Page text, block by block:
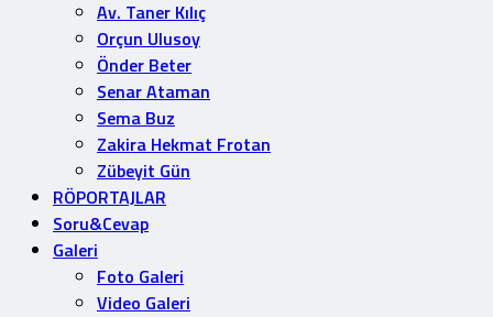
Av. Taner Kılıç
Orçun Ulusoy
Önder Beter
Senar Ataman
Sema Buz
Zakira Hekmat Frotan
Zübeyit Gün
RÖPORTAJLAR
Soru&Cevap
Galeri
Foto Galeri
Video Galeri